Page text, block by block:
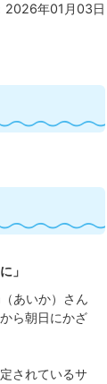
2026年01月03日
」
あいか）さん
ら朝日にかざ
されているサ